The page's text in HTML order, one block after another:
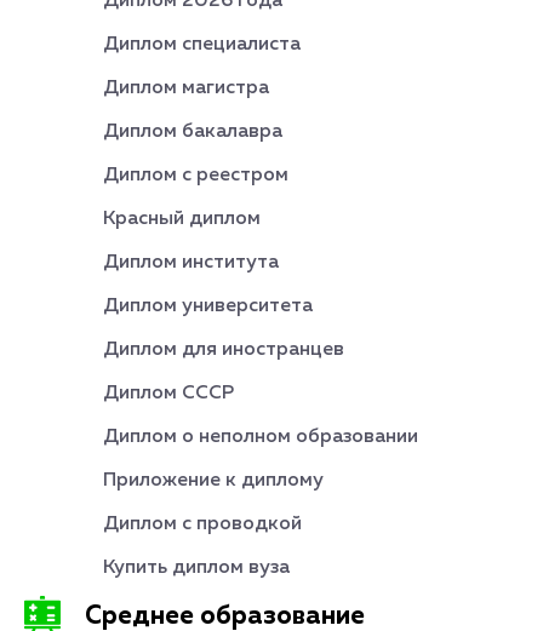
Диплом специалиста
Диплом магистра
Диплом бакалавра
Диплом с реестром
Красный диплом
Диплом института
Диплом университета
Диплом для иностранцев
Диплом СССР
Диплом о неполном образовании
Приложение к диплому
Диплом с проводкой
Купить диплом вуза
Среднее образование